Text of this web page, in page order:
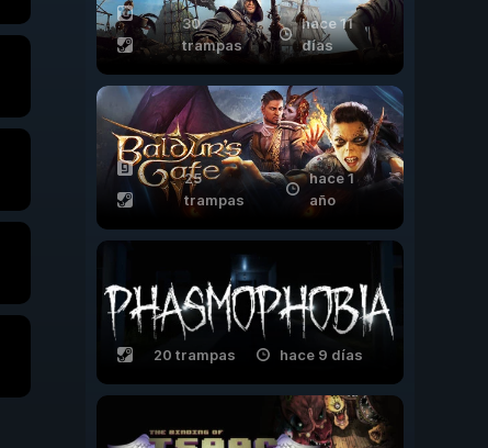
30
trampas
hace 11
días
25
trampas
hace 1
año
20 trampas hace 9 días